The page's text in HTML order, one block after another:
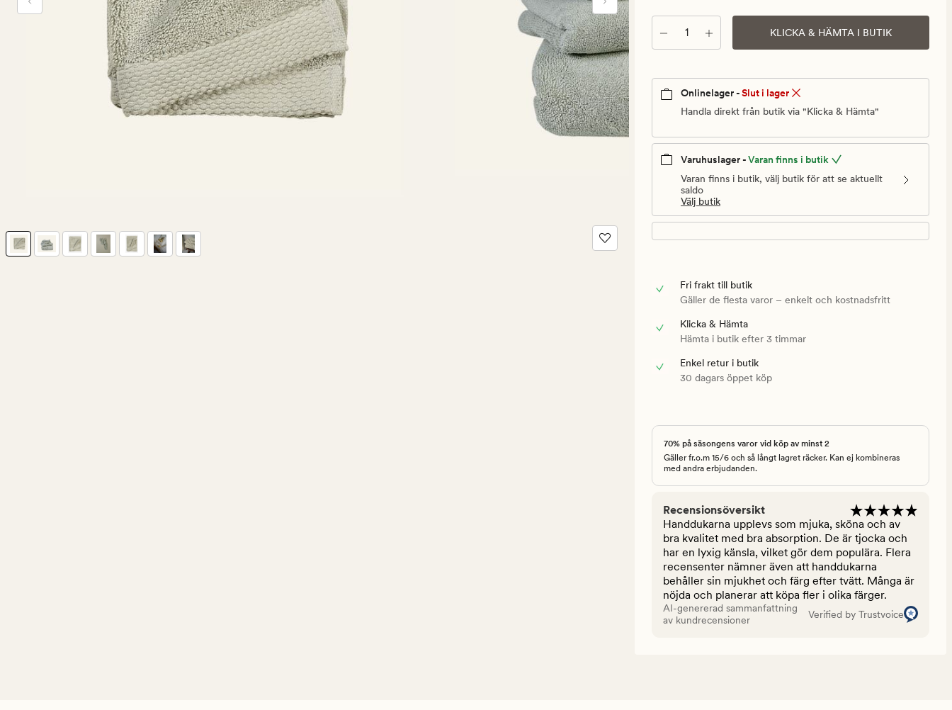
Antal KLICKA & HÄMTA I BUTIK
Onlinelager -Slut i lager
Handla direkt från butik via "Klicka & Hämta"
Varuhuslager -Varan finns i butik
Varan finns i butik, välj butik för att se aktuellt
saldo
Välj butik
Fri frakt till butik
Gäller de flesta varor – enkelt och kostnadsfritt
Klicka & Hämta
Hämta i butik efter 3 timmar
Enkel retur i butik
30 dagars öppet köp
70% på säsongens varor vid köp av minst 2
Gäller fr.o.m 15/6 och så långt lagret räcker. Kan ej kombineras
med andra erbjudanden.
Recensionsöversikt
Handdukarna upplevs som mjuka, sköna och av
bra kvalitet med bra absorption. De är tjocka och
har en lyxig känsla, vilket gör dem populära. Flera
recensenter nämner även att handdukarna
behåller sin mjukhet och färg efter tvätt. Många är
nöjda och planerar att köpa fler i olika färger.
AI-genererad sammanfattning
av kundrecensioner
Verified by Trustvoice